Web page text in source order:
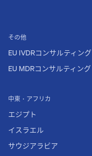
その他
EU IVDRコンサルティング
EU MDRコンサルティング
中東・アフリカ
エジプト
イスラエル
サウジアラビア